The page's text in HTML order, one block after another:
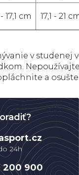
17,1 cm 17,1 - 21
v studenej
a
200 900